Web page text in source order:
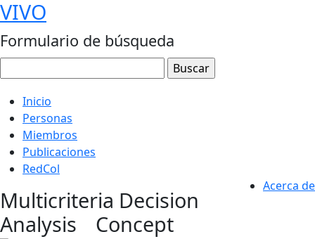
VIVO
Formulario de búsqueda
Inicio
Personas
Miembros
Publicaciones
RedCol
Acerca de
Multicriteria Decision
Analysis
Concept